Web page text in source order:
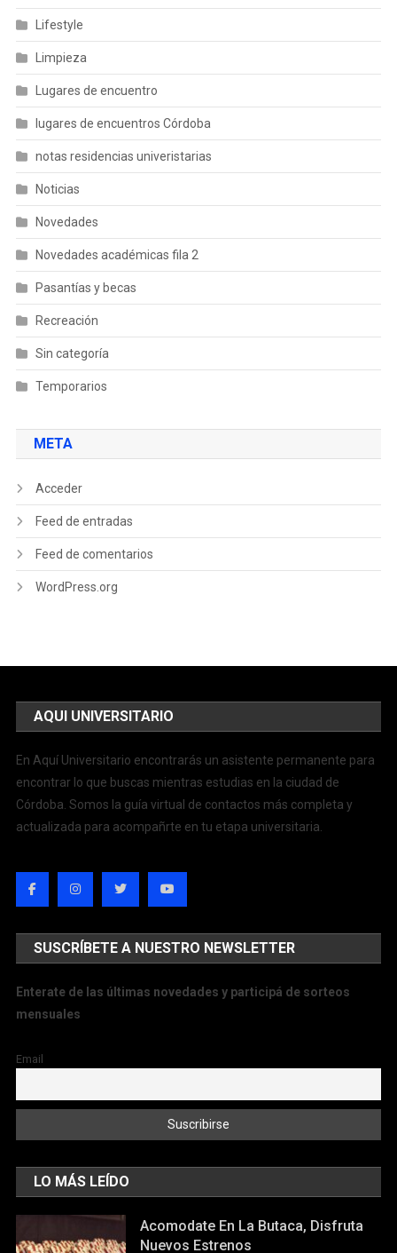
Lifestyle
Limpieza
Lugares de encuentro
lugares de encuentros Córdoba
notas residencias univeristarias
Noticias
Novedades
Novedades académicas fila 2
Pasantías y becas
Recreación
Sin categoría
Temporarios
META
Acceder
Feed de entradas
Feed de comentarios
WordPress.org
AQUI UNIVERSITARIO
En Aquí Universitario encontrarás un asistente permanente para
encontrar lo que buscas mientras estudias en la ciudad de
Córdoba. Somos la guía virtual de contactos más completa y
actualizada para acompañrte en tu etapa universitaria.
SUSCRÍBETE A NUESTRO NEWSLETTER
Enterate de las últimas novedades y participá de sorteos
mensuales
Email
LO MÁS LEÍDO
Acomodate En La Butaca, Disfruta
Nuevos Estrenos